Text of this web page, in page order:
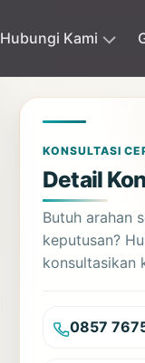
Hubungi Kami
KONSULTASI
Detail
Butuh arahan
keputusan?
konsultasikan
0857